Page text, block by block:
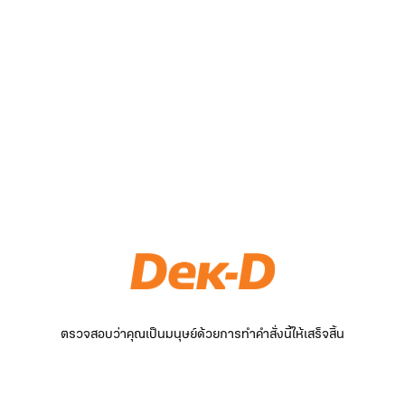
ตรวจสอบว่าคุณเป็นมนุษย์ด้วยการทำคำสั่งนี้ให้เสร็จสิ้น